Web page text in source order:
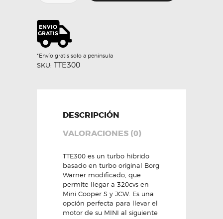
MINI
TheTurboEngineers
cantidad
*Envío gratis solo a peninsula
SKU: TTE300
DESCRIPCIÓN
VALORACIONES (0)
TTE300 es un turbo hibrido
basado en turbo original Borg
Warner modificado, que
permite llegar a 320cvs en
Mini Cooper S y JCW. Es una
opción perfecta para llevar el
motor de su MINI al siguiente